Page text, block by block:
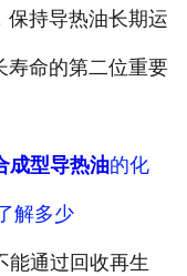
保持导热油长期运
寿命的第二位重要
成型导热油的化
解多少
能通过回收再生